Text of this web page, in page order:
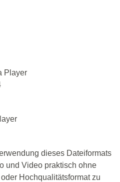
Player
dieses Dateiformats
und Video praktisch ohne
Hochqualitätsformat zu